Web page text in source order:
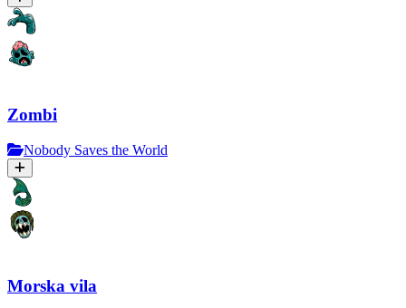
Zombi
Nobody Saves the World
Morska vila